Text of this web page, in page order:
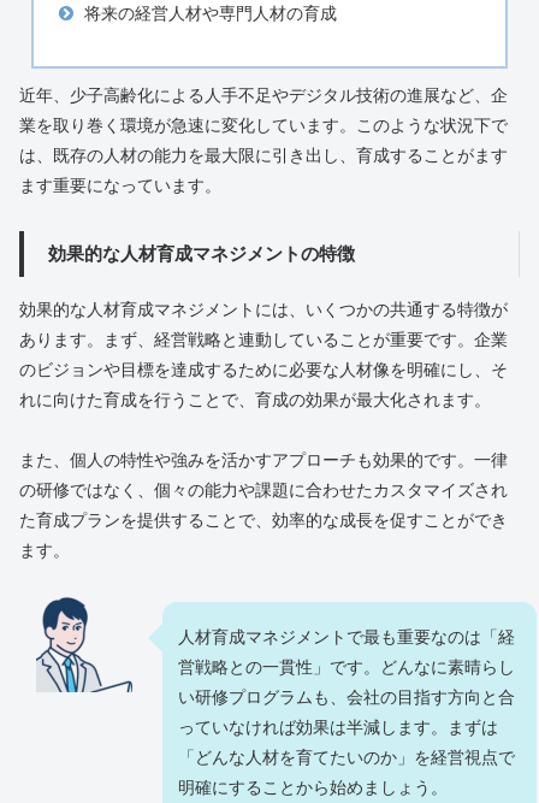
将来の経営人材や専門人材の育成
近年、少子高齢化による人手不足やデジタル技術の進展など、企
業を取り巻く環境が急速に変化しています。このような状況下で
は、既存の人材の能力を最大限に引き出し、育成することがます
ます重要になっています。
効果的な人材育成マネジメントの特徴
効果的な人材育成マネジメントには、いくつかの共通する特徴が
あります。まず、経営戦略と連動していることが重要です。企業
のビジョンや目標を達成するために必要な人材像を明確にし、そ
れに向けた育成を行うことで、育成の効果が最大化されます。
また、個人の特性や強みを活かすアプローチも効果的です。一律
の研修ではなく、個々の能力や課題に合わせたカスタマイズされ
た育成プランを提供することで、効率的な成長を促すことができ
ます。
人材育成マネジメントで最も重要なのは「経
営戦略との一貫性」です。どんなに素晴らし
い研修プログラムも、会社の目指す方向と合
っていなければ効果は半減します。まずは
「どんな人材を育てたいのか」を経営視点で
明確にすることから始めましょう。